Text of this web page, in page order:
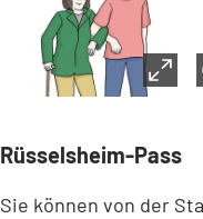
Rüsselsheim-Pass
Sie können von der